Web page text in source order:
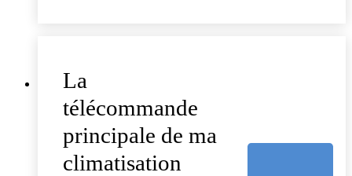
La
télécommande
principale de ma
climatisation